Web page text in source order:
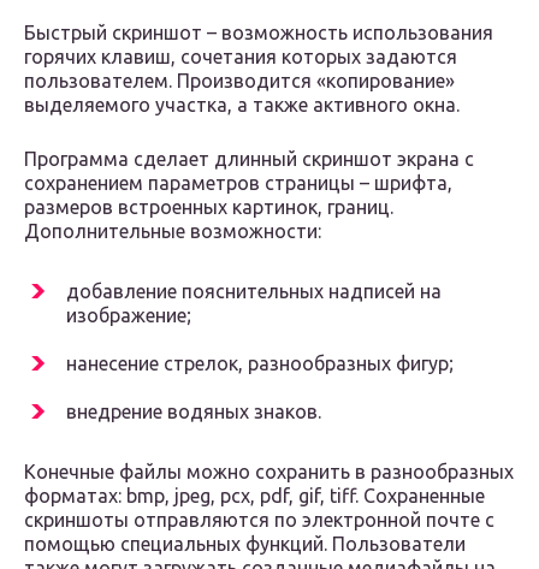
Быстрый скриншот – возможность использования
горячих клавиш, сочетания которых задаются
пользователем. Производится «копирование»
выделяемого участка, а также активного окна.
Программа сделает длинный скриншот экрана с
сохранением параметров страницы – шрифта,
размеров встроенных картинок, границ.
Дополнительные возможности:
добавление пояснительных надписей на
изображение;
нанесение стрелок, разнообразных фигур;
внедрение водяных знаков.
Конечные файлы можно сохранить в разнообразных
форматах: bmp, jpeg, pcx, pdf, gif, tiff. Сохраненные
скриншоты отправляются по электронной почте с
помощью специальных функций. Пользователи